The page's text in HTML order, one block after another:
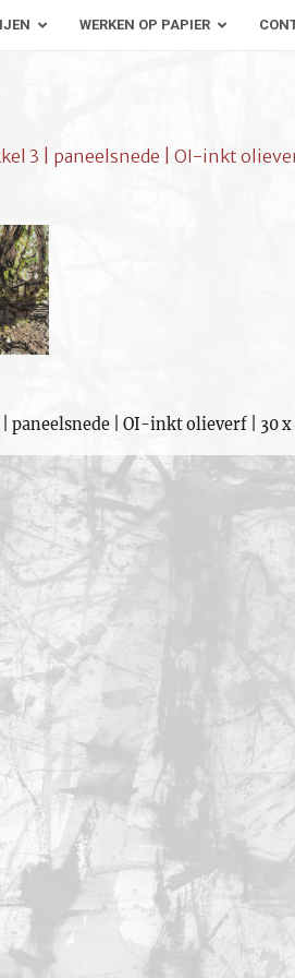
WERKEN OP PAPIER
3 | paneelsnede | OI-inkt
paneelsnede | OI-inkt olieverf | 30 x